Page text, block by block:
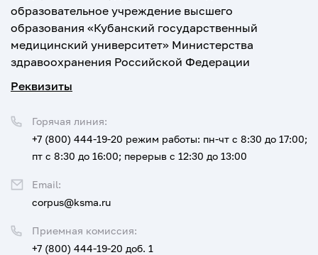
образовательное учреждение высшего
образования «Кубанский государственный
медицинский университет» Министерства
здравоохранения Российской Федерации
Реквизиты
Приемная комиссия:
+7 (800) 444-19-20 доб. 1
Горячая линия:
+7 (800) 444-19-20 режим работы: пн-чт с 8:30 до 17:00;
пт с 8:30 до 16:00; перерыв с 12:30 до 13:00
Email:
corpus@ksma.ru